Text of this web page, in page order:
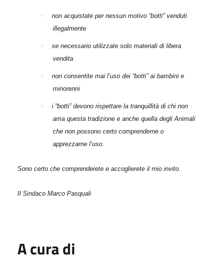
·
non acquistate per nessun motivo “botti” venduti
illegalmente
·
se necessario utilizzate solo materiali di libera
vendita
·
non consentite mai l’uso dei “botti” ai bambini e
minorenni
·
i “botti” devono rispettare la tranquillità di chi non
ama questa tradizione e anche quella degli Animali
che non possono certo comprenderne o
apprezzarne l’uso.
Sono certo che comprenderete e accoglierete il mio invito.
Il Sindaco Marco Pasquali
A cura di